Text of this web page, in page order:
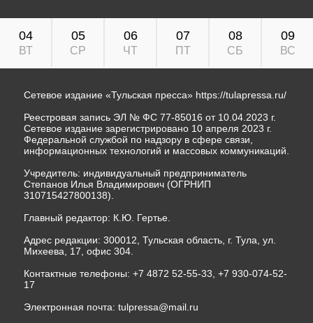
04
ВТ
05
СР
06
ЧТ
07
ПТ
08
СБ
09
ВС
Сетевое издание «Тульская пресса» https://tulapressa.ru/
Реестровая запись ЭЛ № ФС 77-85016 от 10.04.2023 г.
Сетевое издание зарегистрировано 10 апреля 2023 г.
Федеральной службой по надзору в сфере связи,
информационных технологий и массовых коммуникаций.
Учредитель: индивидуальный предприниматель
Степанов Илья Владимирович (ОГРНИП
310715427800138).
Главный редактор: К.Ю. Гертье.
Адрес редакции: 300012, Тульская область, г. Тула, ул.
Михеева, 17, офис 304.
Контактные телефоны: +7 4872 52-55-33, +7 930-074-52-
17
Электронная почта: tulpressa@mail.ru